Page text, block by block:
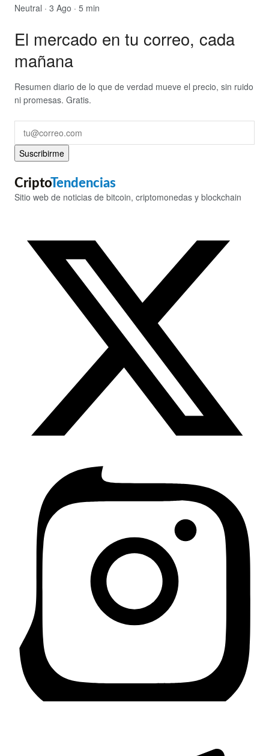
Neutral · 3 Ago · 5 min
El mercado en tu correo, cada
mañana
Resumen diario de lo que de verdad mueve el precio, sin ruido
ni promesas. Gratis.
Suscribirme
CriptoTendencias
Sitio web de noticias de bitcoin, criptomonedas y blockchain